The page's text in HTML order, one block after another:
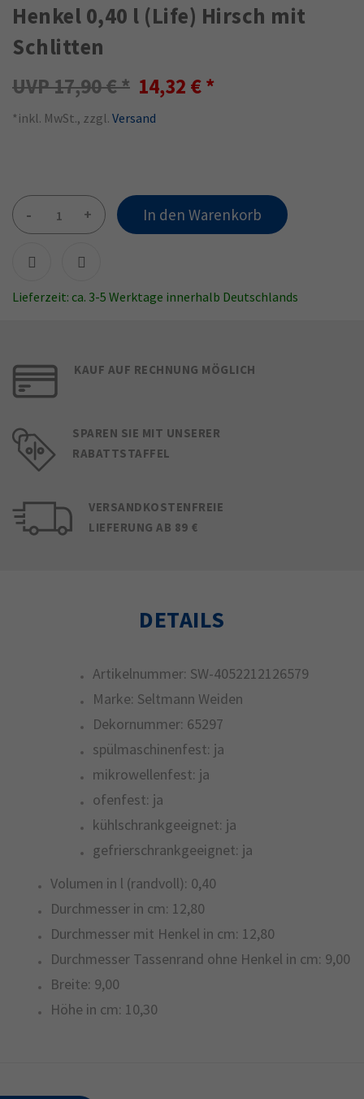
Henkel 0,40 l (Life) Hirsch mit
Schlitten
17,90 € 14,32 €
*inkl. MwSt., zzgl. Versand
- + In den Warenkorb
Lieferzeit: ca. 3-5 Werktage innerhalb Deutschlands
KAUF AUF RECHNUNG MÖGLICH
SPAREN SIE MIT UNSERER
RABATTSTAFFEL
VERSANDKOSTENFREIE
LIEFERUNG AB 89 €
DETAILS
Artikelnummer: SW-4052212126579
Marke: Seltmann Weiden
Dekornummer: 65297
spülmaschinenfest: ja
mikrowellenfest: ja
ofenfest: ja
kühlschrankgeeignet: ja
gefrierschrankgeeignet: ja
Volumen in l (randvoll): 0,40
Durchmesser in cm: 12,80
Durchmesser mit Henkel in cm: 12,80
Durchmesser Tassenrand ohne Henkel in cm: 9,00
Breite: 9,00
Höhe in cm: 10,30